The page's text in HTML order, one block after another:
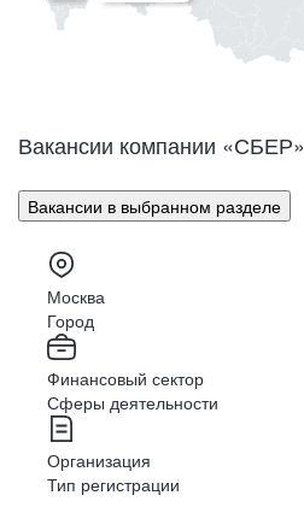
Вакансии компании «СБЕР»
Вакансии в выбранном разделе
Москва
Город
Финансовый сектор
Сферы деятельности
Организация
Тип регистрации